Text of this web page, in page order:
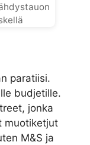
paratiisi.
budjetille.
jonka
muotiketjut
M&S ja